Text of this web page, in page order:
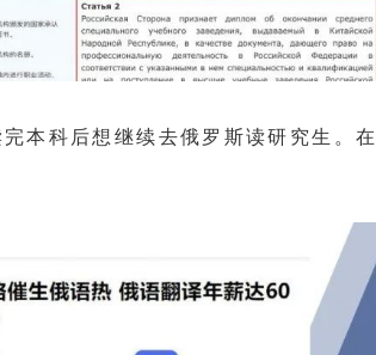
本科后想继续去俄罗斯读研究生。在